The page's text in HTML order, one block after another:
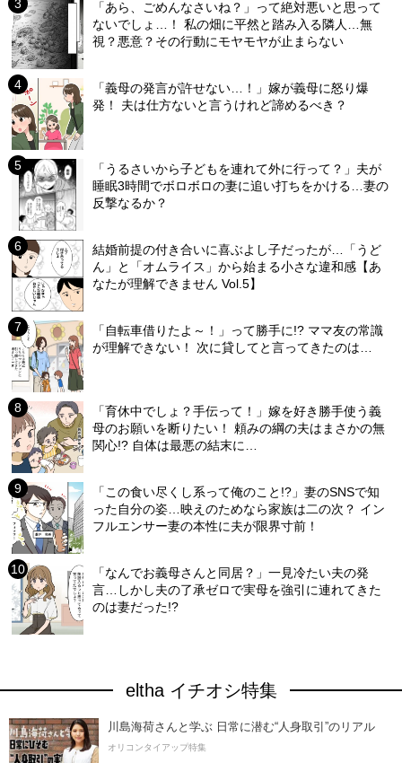
「あら、ごめんなさいね？」って絶対悪いと思って
ないでしょ…！ 私の畑に平然と踏み入る隣人…無
視？悪意？その行動にモヤモヤが止まらない
「義母の発言が許せない…！」嫁が義母に怒り爆
発！ 夫は仕方ないと言うけれど諦めるべき？
「うるさいから子どもを連れて外に行って？」夫が
睡眠3時間でボロボロの妻に追い打ちをかける…妻の
反撃なるか？
結婚前提の付き合いに喜ぶよし子だったが…「うど
ん」と「オムライス」から始まる小さな違和感【あ
なたが理解できません Vol.5】
「自転車借りたよ～！」って勝手に!? ママ友の常識
が理解できない！ 次に貸してと言ってきたのは…
「育休中でしょ？手伝って！」嫁を好き勝手使う義
母のお願いを断りたい！ 頼みの綱の夫はまさかの無
関心!? 自体は最悪の結末に…
「この食い尽くし系って俺のこと!?」妻のSNSで知
った自分の姿…映えのためなら家族は二の次？ イン
フルエンサー妻の本性に夫が限界寸前！
「なんでお義母さんと同居？」一見冷たい夫の発
言…しかし夫の了承ゼロで実母を強引に連れてきた
のは妻だった!?
eltha イチオシ特集
川島海荷さんと学ぶ 日常に潜む“人身取引”のリアル
オリコンタイアップ特集